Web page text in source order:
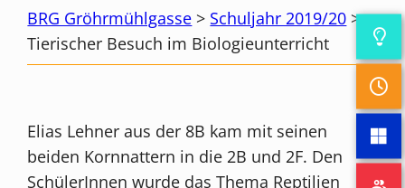
BRG Gröhrmühlgasse > Schuljahr 2019/20 >
Tierischer Besuch im Biologieunterricht
Elias Lehner aus der 8B kam mit seinen
beiden Kornnattern in die 2B und 2F. Den
SchülerInnen wurde das Thema Reptilien